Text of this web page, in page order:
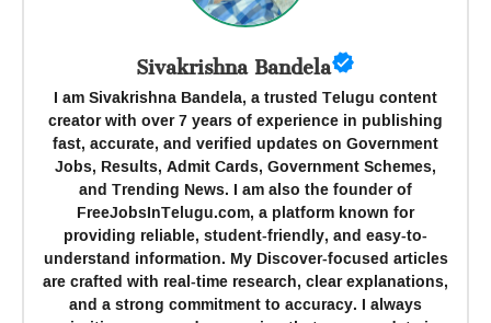
Sivakrishna Bandela
I am Sivakrishna Bandela, a trusted Telugu content
creator with over 7 years of experience in publishing
fast, accurate, and verified updates on Government
Jobs, Results, Admit Cards, Government Schemes,
and Trending News. I am also the founder of
FreeJobsInTelugu.com, a platform known for
providing reliable, student-friendly, and easy-to-
understand information. My Discover-focused articles
are crafted with real-time research, clear explanations,
and a strong commitment to accuracy. I always